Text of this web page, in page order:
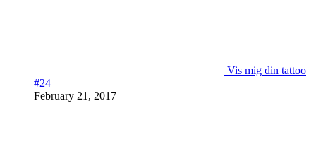
Vis mig din tattoo
#24
February 21, 2017